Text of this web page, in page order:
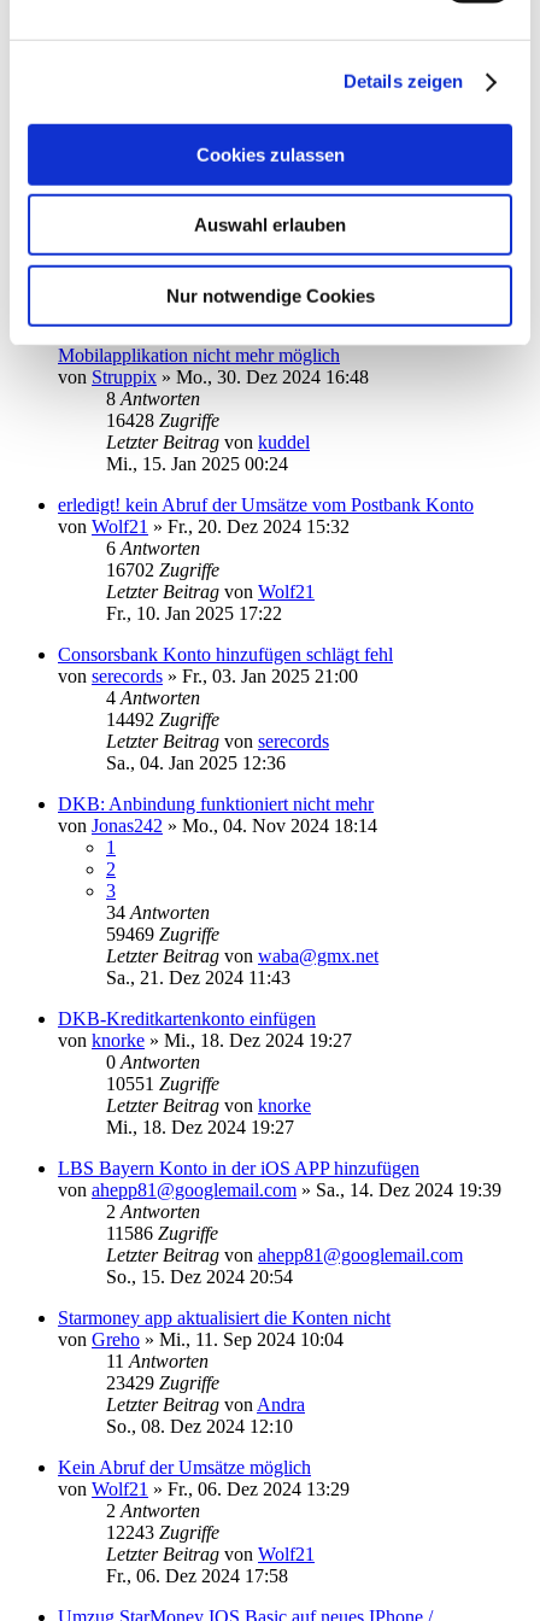
Details zeigen
Cookies zulassen
Auswahl erlauben
Nur notwendige Cookies
Letzter BeitragvonHeiner123
So., 19. Jan 2025 11:08
App hängt nach Start im Fenster TAN-Verfahren fest
Antworten
10657Zugriffe
Letzter BeitragvonJoOerter
Sa., 18. Jan 2025 12:01
DKB-Girokonto-Saldenaktualisierung in der Android-
Mobilapplikation nicht mehr möglich
von Struppix » Mo., 30. Dez 2024 16:48
8 Antworten
16428 Zugriffe
Letzter Beitrag von kuddel
Mi., 15. Jan 2025 00:24
erledigt! kein Abruf der Umsätze vom Postbank Konto
von Wolf21 » Fr., 20. Dez 2024 15:32
6 Antworten
16702 Zugriffe
Letzter Beitrag von Wolf21
Fr., 10. Jan 2025 17:22
Consorsbank Konto hinzufügen schlägt fehl
von serecords » Fr., 03. Jan 2025 21:00
4 Antworten
14492 Zugriffe
Letzter Beitrag von serecords
Sa., 04. Jan 2025 12:36
DKB: Anbindung funktioniert nicht mehr
von Jonas242 » Mo., 04. Nov 2024 18:14
1
2
3
34 Antworten
59469 Zugriffe
Letzter Beitrag von waba@gmx.net
Sa., 21. Dez 2024 11:43
DKB-Kreditkartenkonto einfügen
von knorke » Mi., 18. Dez 2024 19:27
0 Antworten
10551 Zugriffe
Letzter Beitrag von knorke
Mi., 18. Dez 2024 19:27
LBS Bayern Konto in der iOS APP hinzufügen
von ahepp81@googlemail.com » Sa., 14. Dez 2024 19:39
2 Antworten
11586 Zugriffe
Letzter Beitrag von ahepp81@googlemail.com
So., 15. Dez 2024 20:54
Starmoney app aktualisiert die Konten nicht
von Greho » Mi., 11. Sep 2024 10:04
11 Antworten
23429 Zugriffe
Letzter Beitrag von Andra
So., 08. Dez 2024 12:10
Kein Abruf der Umsätze möglich
von Wolf21 » Fr., 06. Dez 2024 13:29
2 Antworten
12243 Zugriffe
Letzter Beitrag von Wolf21
Fr., 06. Dez 2024 17:58